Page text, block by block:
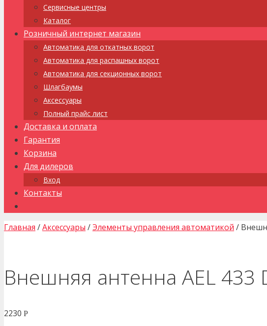
Сервисные центры
Каталог
Розничный интернет магазин
Автоматика для откатных ворот
Автоматика для распашных ворот
Автоматика для секционных ворот
Шлагбаумы
Аксессуары
Полный прайс лист
Доставка и оплата
Гарантия
Корзина
Для дилеров
Вход
Контакты
Главная /Аксессуары /Элементы управления автоматикой /
Внешняя антенна AEL 433
2230 Р